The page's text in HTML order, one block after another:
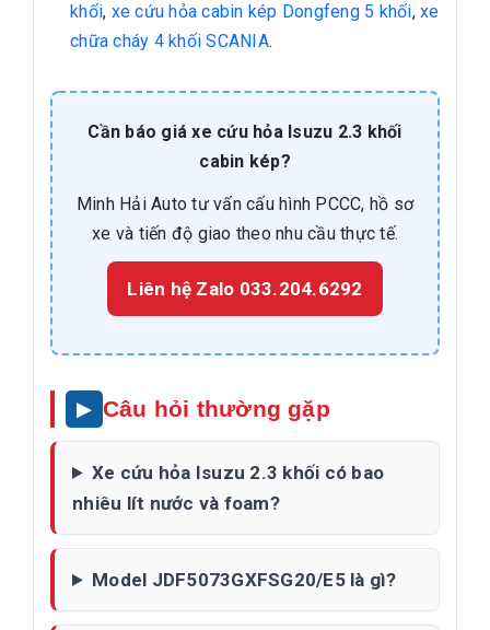
khối, xe cứu hỏa cabin kép Dongfeng 5 khối, xe
chữa cháy 4 khối SCANIA.
Cần báo giá xe cứu hỏa Isuzu 2.3 khối
cabin kép?
Minh Hải Auto tư vấn cấu hình PCCC, hồ sơ
xe và tiến độ giao theo nhu cầu thực tế.
Liên hệ Zalo 033.204.6292
Câu hỏi thường gặp
Xe cứu hỏa Isuzu 2.3 khối có bao
nhiêu lít nước và foam?
Model JDF5073GXFSG20/E5 là gì?